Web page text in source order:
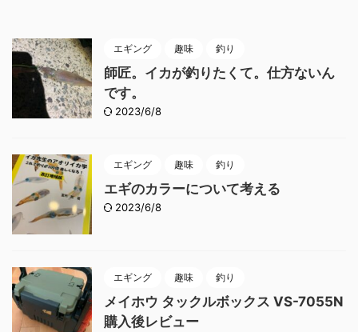
エギング 趣味 釣り
師匠。イカが釣りたくて。仕方ないん
です。
2023/6/8
エギング 趣味 釣り
エギのカラーについて考える
2023/6/8
エギング 趣味 釣り
メイホウ タックルボックス VS-7055N
購入後レビュー